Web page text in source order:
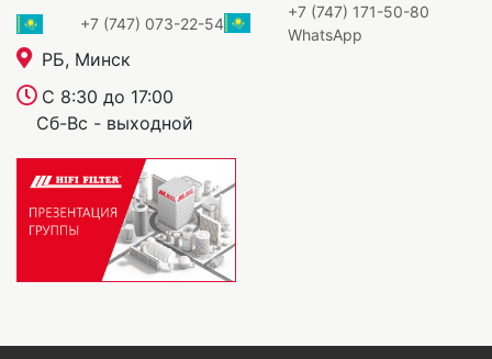
+7 (747) 073-22-54
+7 (747) 171-50-80
WhatsApp
РБ, Минск
С 8:30 до 17:00
Сб-Вс - выходной